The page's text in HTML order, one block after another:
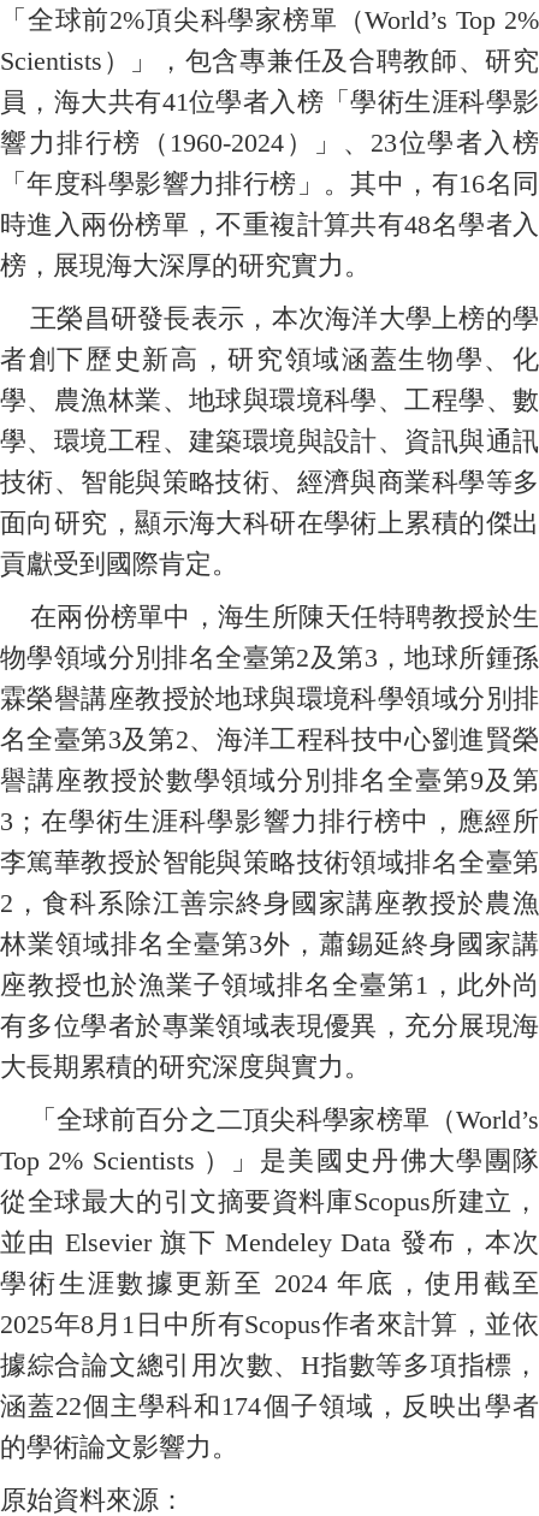
「全球前2%頂尖科學家榜單（World’s Top 2%
Scientists）」，包含專兼任及合聘教師、研究
員，海大共有41位學者入榜「學術生涯科學影
響力排行榜（1960-2024）」、23位學者入榜
「年度科學影響力排行榜」。其中，有16名同
時進入兩份榜單，不重複計算共有48名學者入
榜，展現海大深厚的研究實力。
王榮昌研發長表示，本次海洋大學上榜的學
者創下歷史新高，研究領域涵蓋生物學、化
學、農漁林業、地球與環境科學、工程學、數
學、環境工程、建築環境與設計、資訊與通訊
技術、智能與策略技術、經濟與商業科學等多
面向研究，顯示海大科研在學術上累積的傑出
貢獻受到國際肯定。
在兩份榜單中，海生所陳天任特聘教授於生
物學領域分別排名全臺第2及第3，地球所鍾孫
霖榮譽講座教授於地球與環境科學領域分別排
名全臺第3及第2、海洋工程科技中心劉進賢榮
譽講座教授於數學領域分別排名全臺第9及第
3；在學術生涯科學影響力排行榜中，應經所
李篤華教授於智能與策略技術領域排名全臺第
2，食科系除江善宗終身國家講座教授於農漁
林業領域排名全臺第3外， 蕭錫延終身國家講
座教授也於漁業子領域排名全臺第1，此外尚
有多位學者於專業領域表現優異，充分展現海
大長期累積的研究深度與實力。
「全球前百分之二頂尖科學家榜單（World’s
Top 2% Scientists ）」是美國史丹佛大學團隊
從全球最大的引文摘要資料庫Scopus所建立，
並由 Elsevier 旗下 Mendeley Data 發布，本次
學術生涯數據更新至 2024 年底，使用截至
2025年8月1日中所有Scopus作者來計算，並依
據綜合論文總引用次數、H指數等多項指標，
涵蓋22個主學科和174個子領域，反映出學者
的學術論文影響力。
原始資料來源：